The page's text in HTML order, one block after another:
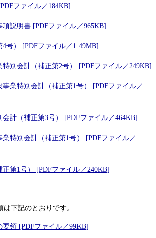
ファイル／184KB]
説明書 [PDFファイル／965KB]
号） [PDFファイル／1.49MB]
特別会計（補正第2号） [PDFファイル／249KB]
業特別会計（補正第1号） [PDFファイル／
計（補正第3号） [PDFファイル／464KB]
特別会計（補正第1号） [PDFファイル／
第1号） [PDFファイル／240KB]
下記のとおりです。
領 [PDFファイル／99KB]